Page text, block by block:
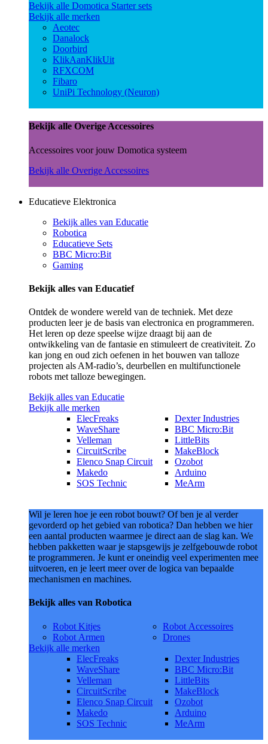
Bekijk alle Domotica Starter sets
Bekijk alle merken
Aeotec
Danalock
Doorbird
KlikAanKlikUit
RFXCOM
Fibaro
UniPi Technology (Neuron)
Bekijk alle Overige Accessoires
Accessoires voor jouw Domotica systeem
Bekijk alle Overige Accessoires
Educatieve Elektronica
Bekijk alles van Educatie
Robotica
Educatieve Sets
BBC Micro:Bit
Gaming
Bekijk alles van Educatief
Ontdek de wondere wereld van de techniek. Met deze
producten leer je de basis van electronica en programmeren.
Het leren op deze speelse wijze draagt bij aan de
ontwikkeling van de fantasie en stimuleert de creativiteit. Zo
kan jong en oud zich oefenen in het bouwen van talloze
projecten als AM-radio’s, deurbellen en multifunctionele
robots met talloze bewegingen.
Bekijk alles van Educatie
Bekijk alle merken
ElecFreaks
WaveShare
Velleman
CircuitScribe
Elenco Snap Circuit
Makedo
SOS Technic
Dexter Industries
BBC Micro:Bit
LittleBits
MakeBlock
Ozobot
Arduino
MeArm
Wil je leren hoe je een robot bouwt? Of ben je al verder
gevorderd op het gebied van robotica? Dan hebben we hier
een aantal producten waarmee je direct aan de slag kan. We
hebben pakketten waar je stapsgewijs je zelfgebouwde robot
te programmeren. Je kunt er oneindig veel experimenten mee
uitvoeren, en je leert meer over de logica van bepaalde
mechanismen en machines.
Bekijk alles van Robotica
Robot Kitjes
Robot Armen
Robot Accessoires
Drones
Bekijk alle merken
ElecFreaks
WaveShare
Velleman
CircuitScribe
Elenco Snap Circuit
Makedo
SOS Technic
Dexter Industries
BBC Micro:Bit
LittleBits
MakeBlock
Ozobot
Arduino
MeArm